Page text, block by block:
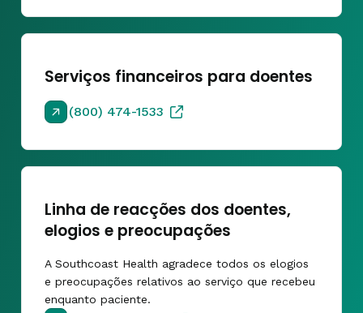
Serviços financeiros para doentes
(800) 474-1533
Linha de reacções dos doentes,
elogios e preocupações
A Southcoast Health agradece todos os elogios
e preocupações relativos ao serviço que recebeu
enquanto paciente.